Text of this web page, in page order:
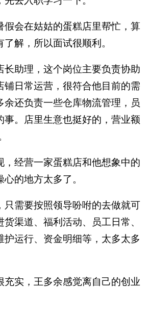
假会在姑姑的蛋糕店里帮忙，算
解，所以面试很顺利。
长助理，这个岗位主要负责协助
铺日常运营，很符合他目前的需
余还负责一些仓库物流管理，员
事。店里生意也挺好的，营业额
，经营一家蛋糕店和他想象中的
的地方太多了。
只需要按照领导吩咐的去做就可
货渠道、福利活动、员工日常、
护运行、资金明细等，太多太多
充实，王多余感觉离自己的创业